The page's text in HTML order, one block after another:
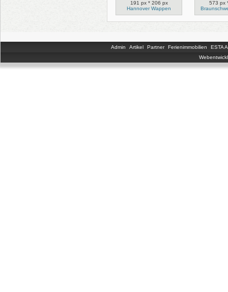
191 px * 206 px
Hannover Wappen
573 px
Admin Artikel Partner Ferienimmobilien
ESTA